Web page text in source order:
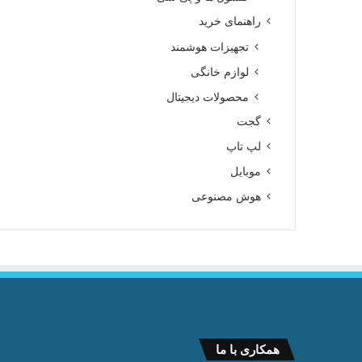
راهنمای خرید
تجهیزات هوشمند
لوازم خانگی
محصولات دیجیتال
گجت
لپ تاپ
موبایل
هوش مصنوعی
همکاری با ما